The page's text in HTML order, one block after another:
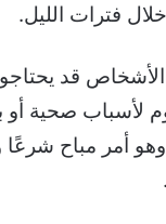
فترات الليل.
قد
لأسباب صحية
أمر مباح شرعًا